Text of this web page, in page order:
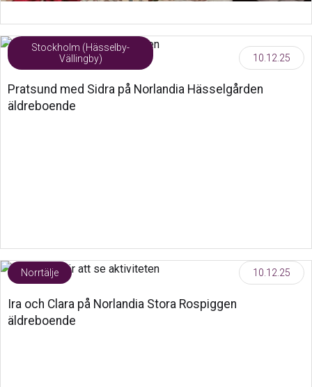
Stockholm (Hässelby-
Vällingby)
10.12.25
Pratsund med Sidra på Norlandia Hässelgården
äldreboende
Norrtälje 10.12.25
Ira och Clara på Norlandia Stora Rospiggen
äldreboende